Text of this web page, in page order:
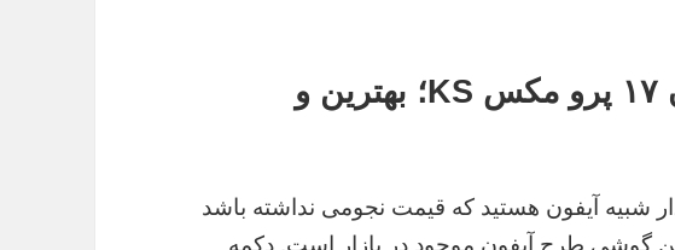
1) گوشی طرح آیفون ۱۷ پرو مکس KS؛ بهترین و
شبیه آیفون هستید که قیمت نجومی نداشته باشد
گوشی طرح آیفون موجود در بازار است. دکمه